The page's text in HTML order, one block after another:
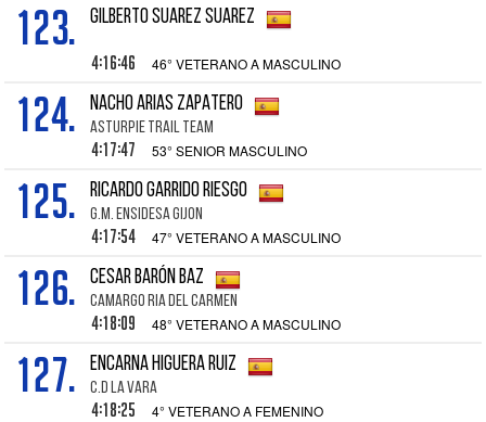
123. GILBERTO SUAREZ SUAREZ
4:16:46 46° VETERANO A MASCULINO
124. NACHO ARIAS ZAPATERO
ASTURPIE TRAIL TEAM
4:17:47 53° SENIOR MASCULINO
125. RICARDO GARRIDO RIESGO
G.M. ENSIDESA GIJON
4:17:54 47° VETERANO A MASCULINO
126. CESAR BARÓN BAZ
CAMARGO RIA DEL CARMEN
4:18:09 48° VETERANO A MASCULINO
127. ENCARNA HIGUERA RUIZ
C.D LA VARA
4:18:25 4° VETERANO A FEMENINO